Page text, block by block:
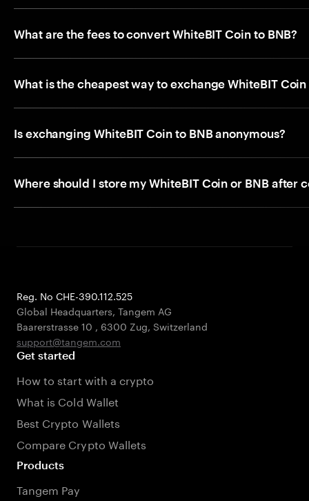
What are the fees to convert WhiteBIT Coin to BNB?
What is the cheapest way to exchange WhiteBIT Coin
Is exchanging WhiteBIT Coin to BNB anonymous?
Where should I store my WhiteBIT Coin or BNB after
Reg. No CHE-390.112.525
Global Headquarters, Tangem AG
Baarerstrasse 10 , 6300 Zug, Switzerland
support@tangem.com
Get started
How to start with a crypto
What is Cold Wallet
Best Crypto Wallets
Compare Crypto Wallets
Products
Tangem Pay